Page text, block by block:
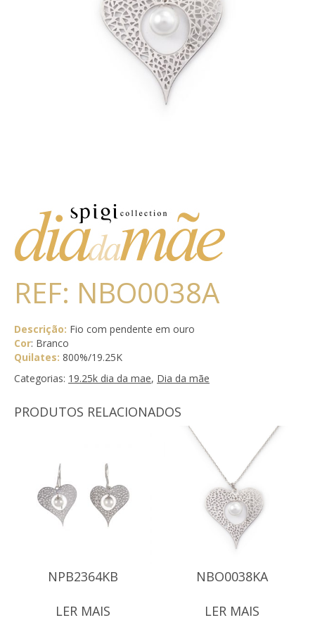
REF: NBO0038A
Descrição: Fio com pendente em ouro
Cor: Branco
Quilates: 800%/19.25K
Categorias: 19.25k dia da mae, Dia da mãe
PRODUTOS RELACIONADOS
NPB2364KB
LER MAIS
NBO0038KA
LER MAIS